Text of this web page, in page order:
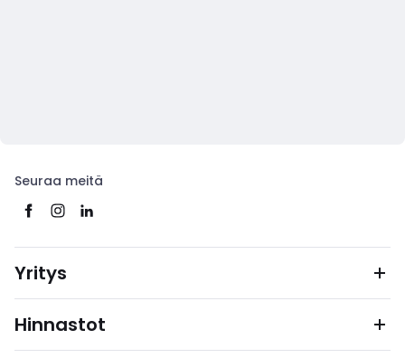
Seuraa meitä
Yritys
Hinnastot